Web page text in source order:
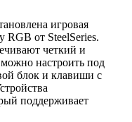
игровая
RGB от SteelSeries.
четкий и
настроить под
блок и клавиши с
поддерживает